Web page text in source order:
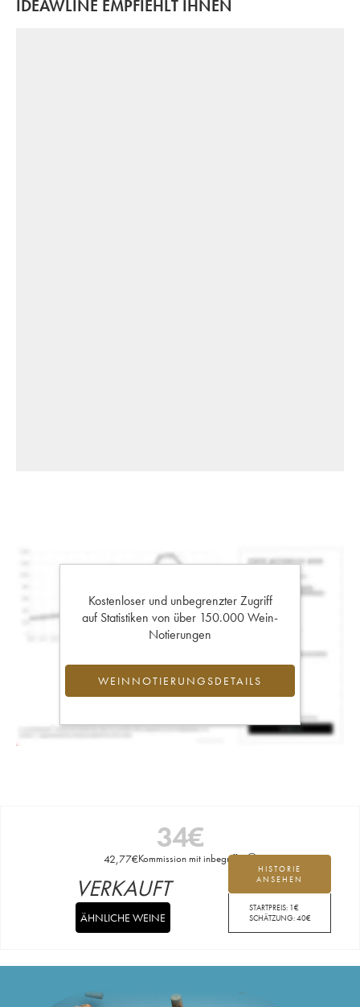
IDEAWLINE EMPFIEHLT IHNEN
Kostenloser und unbegrenzter Zugriff
auf Statistiken von über 150.000 Wein-
Notierungen
WEINNOTIERUNGSDETAILS
34€
42,77€Kommission mit inbegriffen
HISTORIE
ANSEHEN
STARTPREIS: 1€
SCHÄTZUNG:40€
VERKAUFT
ÄHNLICHE WEINE